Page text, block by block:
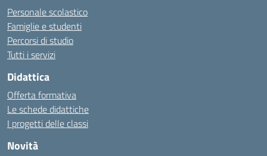
Personale scolastico
Famiglie e studenti
Percorsi di studio
Tutti i servizi
Didattica
Offerta formativa
Le schede didattiche
I progetti delle classi
Novità